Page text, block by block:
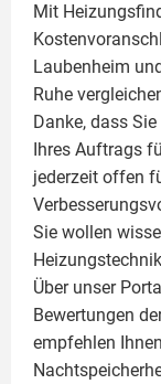
Mit
Laubenheim
Ruhe
Danke, dass
Ihres Auftrags
jederzeit offen
Sie wollen
Über unser
Bewertungen
empfehlen